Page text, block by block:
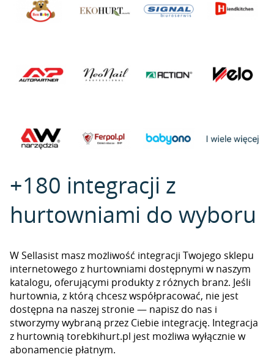
+180 integracji z
hurtowniami do wyboru
W Sellasist masz możliwość integracji Twojego sklepu
internetowego z hurtowniami dostępnymi w naszym
katalogu, oferującymi produkty z różnych branż. Jeśli
hurtownia, z którą chcesz współpracować, nie jest
dostępna na naszej stronie — napisz do nas i
stworzymy wybraną przez Ciebie integrację. Integracja
z hurtownią torebkihurt.pl jest możliwa wyłącznie w
abonamencie płatnym.